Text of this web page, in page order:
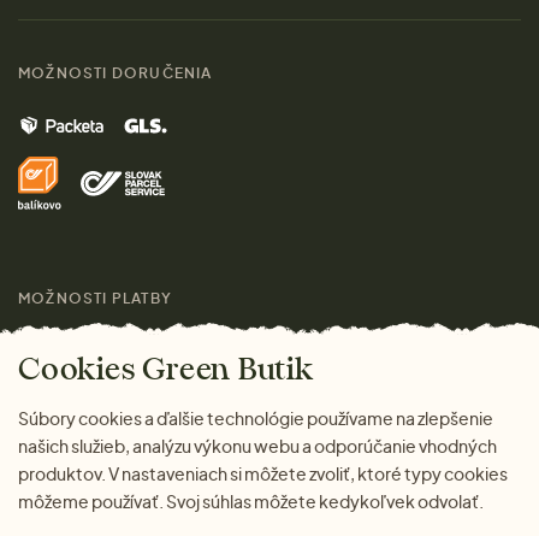
Kontakt
Značky
Pre médiá
Ženy
Muži
Domov
Darčeky
Doprava a platba
MOŽNOSTI DORUČENIA
MOŽNOSTI PLATBY
Cookies Green Butik
Súbory cookies a ďalšie technológie používame na zlepšenie
našich služieb, analýzu výkonu webu a odporúčanie vhodných
produktov. V nastaveniach si môžete zvoliť, ktoré typy cookies
môžeme používať. Svoj súhlas môžete kedykoľvek odvolať.